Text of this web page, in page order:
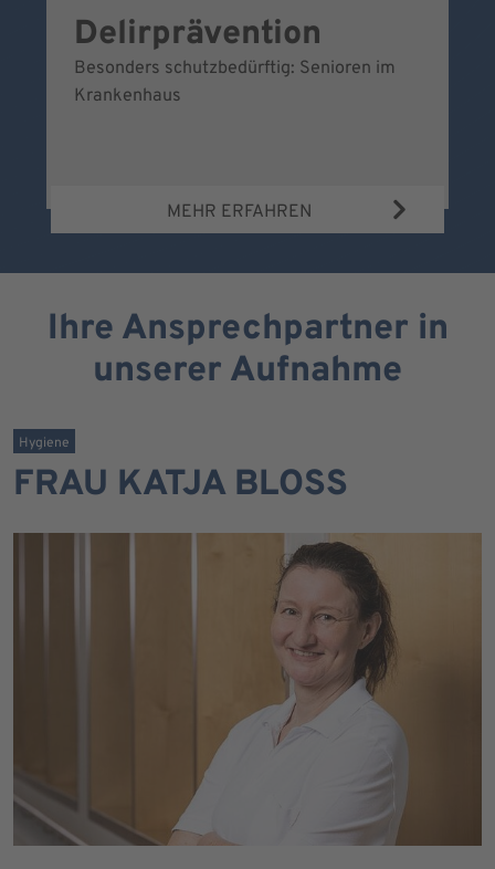
Delirprävention
Besonders schutzbedürftig: Senioren im
Krankenhaus
MEHR ERFAHREN
Ihre Ansprechpartner in
unserer Aufnahme
Hygiene
FRAU KATJA BLOSS